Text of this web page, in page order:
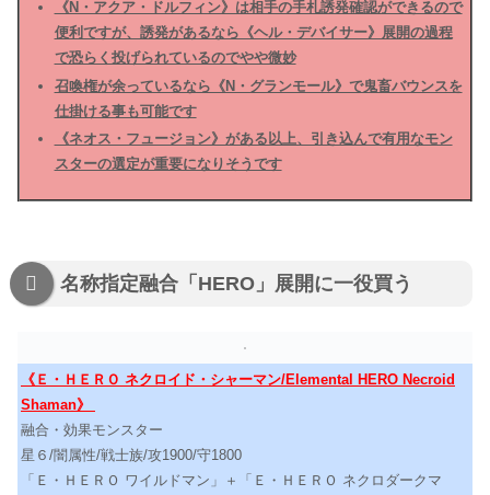
《N・アクア・ドルフィン》は相手の手札誘発確認ができるので
便利ですが、誘発があるなら《ヘル・デバイサー》展開の過程
で恐らく投げられているのでやや微妙
召喚権が余っているなら《N・グランモール》で鬼畜バウンスを
仕掛ける事も可能です
《ネオス・フュージョン》がある以上、引き込んで有用なモン
スターの選定が重要になりそうです
名称指定融合「HERO」展開に一役買う
《Ｅ・ＨＥＲＯ ネクロイド・シャーマン/Elemental HERO Necroid
Shaman》
融合・効果モンスター
星６/闇属性/戦士族/攻1900/守1800
「Ｅ・ＨＥＲＯ ワイルドマン」＋「Ｅ・ＨＥＲＯ ネクロダークマ